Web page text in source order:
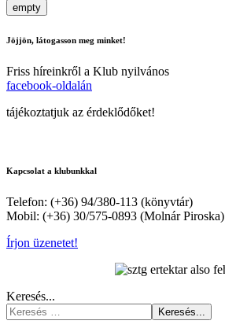
empty
Jöjjön, látogasson meg minket!
Friss híreinkről a Klub nyilvános
facebook-oldalán
tájékoztatjuk az érdeklődőket!
Kapcsolat a klubunkkal
Telefon: (+36) 94/380-113 (könyvtár)
Mobil: (+36) 30/575-0893 (Molnár Piroska)
Írjon üzenetet!
Keresés...
Keresés...